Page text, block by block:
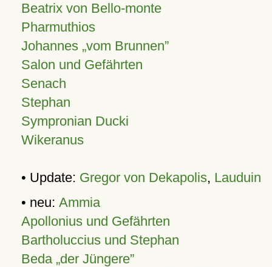
Beatrix von Bello-monte
Pharmuthios
Johannes vom Brunnen
Salon und Gefährten
Senach
Stephan
Sympronian Ducki
Wikeranus
• Update: Gregor von Dekapolis, Lauduin
• neu: Ammia
Apollonius und Gefährten
Bartholuccius und Stephan
Beda „der Jüngere”